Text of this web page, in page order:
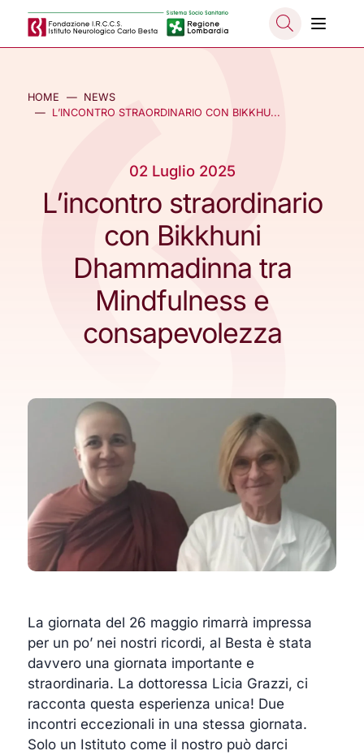
Salta al contenuto principale
HOME
NEWS
L’INCONTRO STRAORDINARIO CON BIKKHU...
02 Luglio 2025
L’incontro straordinario
con Bikkhuni
Dhammadinna tra
Mindfulness e
consapevolezza
La giornata del 26 maggio rimarrà impressa
per un po’ nei nostri ricordi, al Besta è stata
davvero una giornata importante e
straordinaria. La dottoressa Licia Grazzi, ci
racconta questa esperienza unica! Due
incontri eccezionali in una stessa giornata.
Solo un Istituto come il nostro può darci